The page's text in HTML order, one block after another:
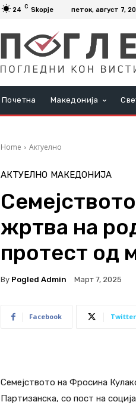
24 C Skopje петок, август 7,
Почетна Македонија
Home Актуелно
АКТУЕЛНО МАКЕДОНИЈА
жртва на
протест од
By Pogled Admin Март 7, 2025
Facebook Twitter
Семејството на Фросина
Партизанска, со пост на